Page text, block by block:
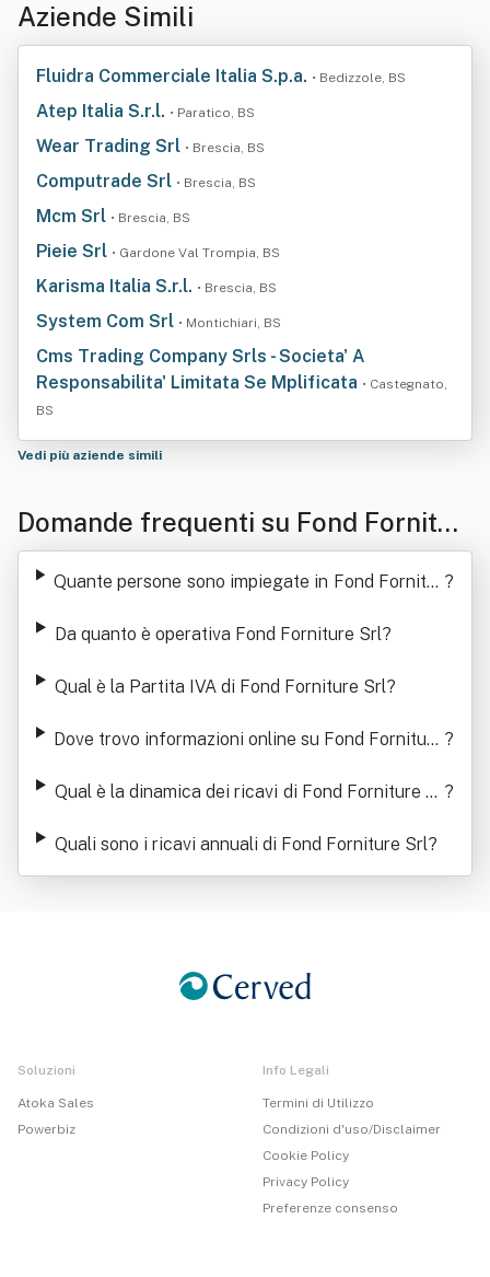
Aziende Simili
Fluidra Commerciale Italia S.p.a. • Bedizzole, BS
Atep Italia S.r.l. • Paratico, BS
Wear Trading Srl • Brescia, BS
Computrade Srl • Brescia, BS
Mcm Srl • Brescia, BS
Pieie Srl • Gardone Val Trompia, BS
Karisma Italia S.r.l. • Brescia, BS
System Com Srl • Montichiari, BS
Cms Trading Company Srls - Societa' A
Responsabilita' Limitata Se Mplificata • Castegnato,
BS
Vedi più aziende simili
Domande frequenti su Fond Fornitur
e Srl
Quante persone sono impiegate in Fond Fornitur ?
Da quanto è operativa Fond Forniture Srl?
Qual è la Partita IVA di Fond Forniture Srl?
Dove trovo informazioni online su Fond Forniture ?
Qual è la dinamica dei ricavi di Fond Forniture Sr ?
Quali sono i ricavi annuali di Fond Forniture Srl?
Soluzioni
Atoka Sales
Powerbiz
Info Legali
Termini di Utilizzo
Condizioni d'uso/Disclaimer
Cookie Policy
Privacy Policy
Preferenze consenso